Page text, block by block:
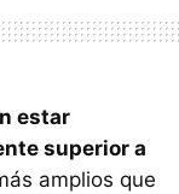
estar
superior a
amplios que